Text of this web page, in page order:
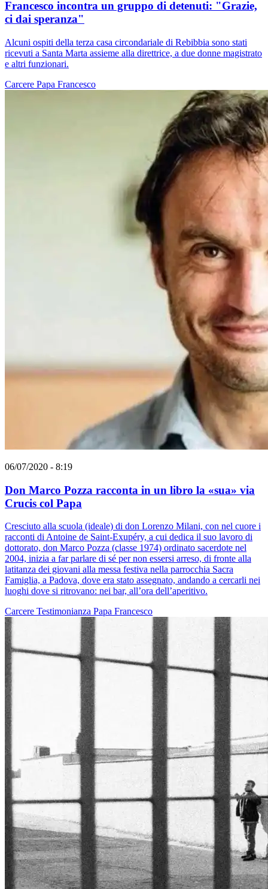
Francesco incontra un gruppo di detenuti: "Grazie,
ci dai speranza"
Alcuni ospiti della terza casa circondariale di Rebibbia sono stati
ricevuti a Santa Marta assieme alla direttrice, a due donne magistrato
e altri funzionari.
Carcere Papa Francesco
06/07/2020 - 8:19
Don Marco Pozza racconta in un libro la «sua» via
Crucis col Papa
Cresciuto alla scuola (ideale) di don Lorenzo Milani, con nel cuore i
racconti di Antoine de Saint-Exupéry, a cui dedica il suo lavoro di
dottorato, don Marco Pozza (classe 1974) ordinato sacerdote nel
2004, inizia a far parlare di sé per non essersi arreso, di fronte alla
latitanza dei giovani alla messa festiva nella parrocchia Sacra
Famiglia, a Padova, dove era stato assegnato, andando a cercarli nei
luoghi dove si ritrovano: nei bar, all’ora dell’aperitivo.
Carcere Testimonianza Papa Francesco